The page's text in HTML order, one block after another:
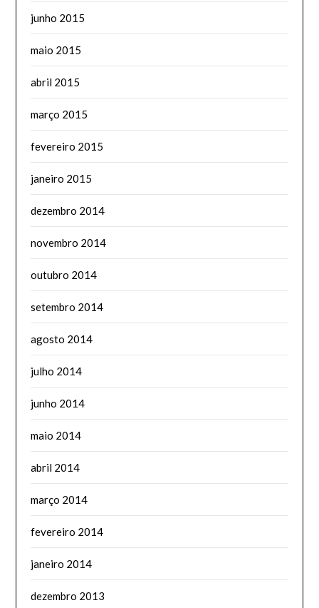
junho 2015
maio 2015
abril 2015
março 2015
fevereiro 2015
janeiro 2015
dezembro 2014
novembro 2014
outubro 2014
setembro 2014
agosto 2014
julho 2014
junho 2014
maio 2014
abril 2014
março 2014
fevereiro 2014
janeiro 2014
dezembro 2013